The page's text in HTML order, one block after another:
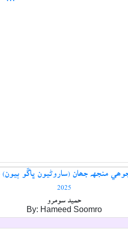
جوھي منجهہ جھان (ساروڻيون ڀاڱو ٻيون) -
By: Hameed Soomro